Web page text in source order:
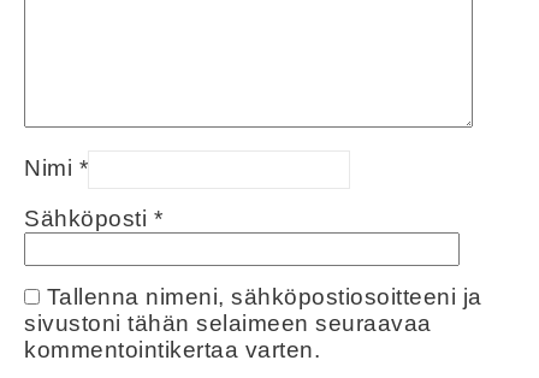
Nimi *
Sähköposti *
Tallenna nimeni, sähköpostiosoitteeni ja
sivustoni tähän selaimeen seuraavaa
kommentointikertaa varten.